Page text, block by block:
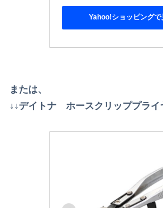
Yahoo!ショッピングで
または、
↓↓デイトナ ホースクリッププライ